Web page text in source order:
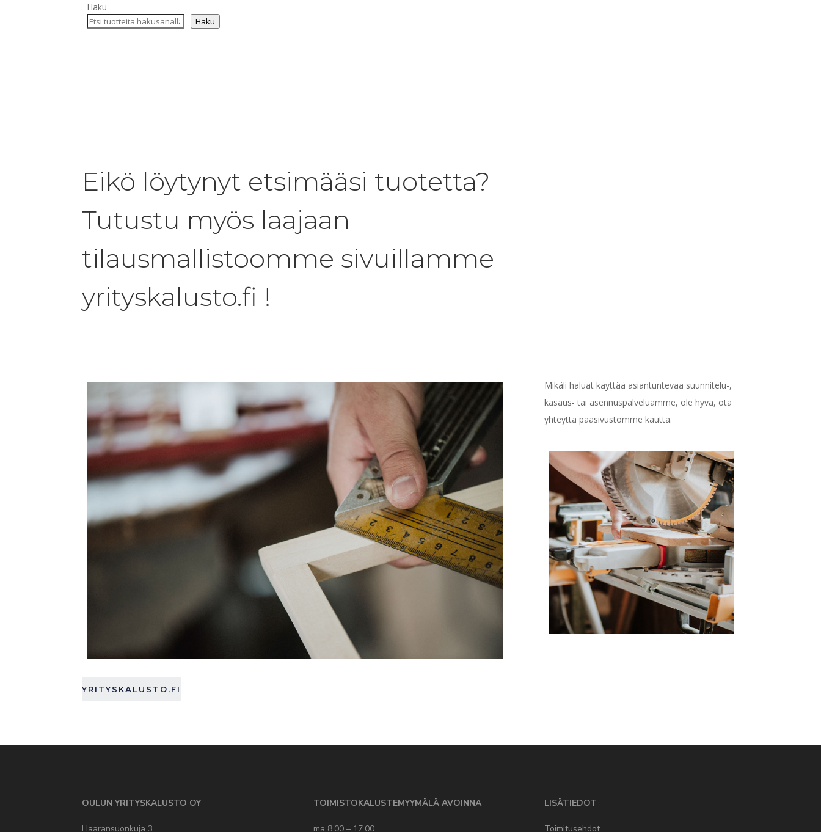
Haku
Haku
Eikö löytynyt etsimääsi tuotetta?
Tutustu myös laajaan
tilausmallistoomme sivuillamme
yrityskalusto.fi !
YRITYSKALUSTO.FI
Mikäli haluat käyttää asiantuntevaa suunnitelu-,
kasaus- tai asennuspalveluamme, ole hyvä, ota
yhteyttä pääsivustomme kautta.
OULUN YRITYSKALUSTO OY
Haaransuonkuja 3
TOIMISTOKALUSTEMYYMÄLÄ AVOINNA
ma 8.00 – 17.00
LISÄTIEDOT
Toimitusehdot